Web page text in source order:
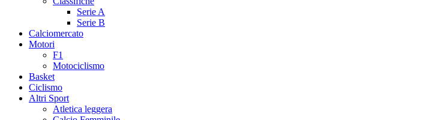
Serie A
Serie B
Calciomercato
Motori
F1
Motociclismo
Basket
Ciclismo
Altri Sport
Atletica leggera